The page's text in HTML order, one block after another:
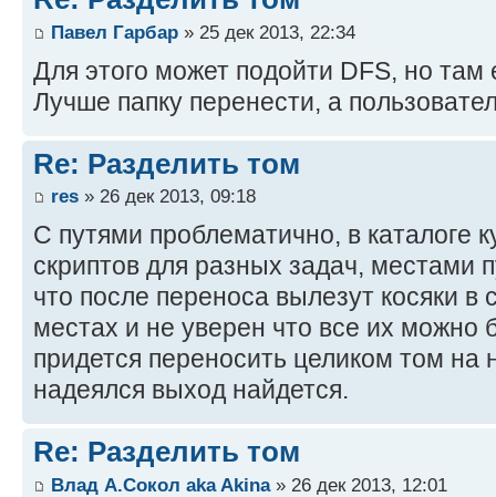
Павел Гарбар » 25 дек 2013, 22:34
Для этого может подойти DFS, но там
Лучше папку перенести, а
Re: Разделить том
res » 26 дек 2013, 09:18
С путями проблематично, в каталоге
скриптов для разных задач, местами
что после переноса вылезут косяки
местах и не уверен что все их можно
придется переносить целиком том
надеялся выход найдется.
Re: Разделить том
Влад А.Сокол aka Akina» 26 дек 2013, 12:01